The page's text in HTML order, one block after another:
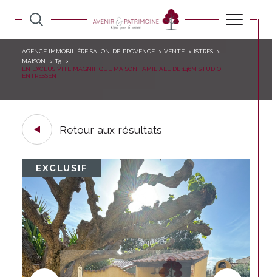
AGENCE IMMOBILIÈRE SALON-DE-PROVENCE VENTE
ISTRES
MAISON
T5
EN EXCLUSIVITE MAGNIFIQUE MAISON FAMILIALE DE 146M STUDIO
ENTRESSEN
Retour aux résultats
EXCLUSIF